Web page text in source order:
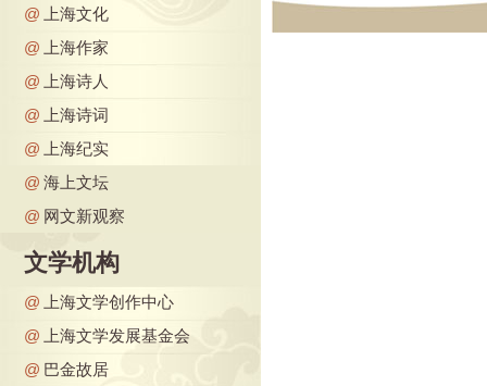
@
上海文化
@
上海作家
@
上海诗人
@
上海诗词
@
上海纪实
@ 海上文坛
@ 网文新观察
文学机构
@
上海文学创作中心
@
上海文学发展基金会
@ 巴金故居